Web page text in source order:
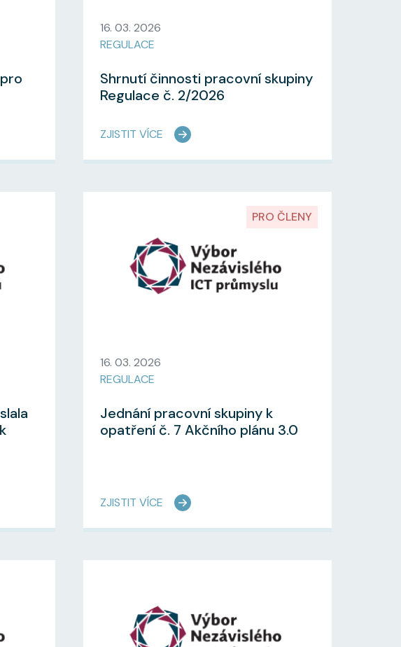
16. 03. 2026
REGULACE
Shrnutí činnosti pracovní skupiny
Regulace č. 2/2026
ZJISTIT VÍCE
PRO ČLENY
16. 03. 2026
REGULACE
Jednání pracovní skupiny k
opatření č. 7 Akčního plánu 3.0
ZJISTIT VÍCE